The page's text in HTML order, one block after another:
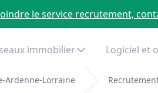
le service recrutement,
immobilier Logiciel et
Ardenne-Lorraine